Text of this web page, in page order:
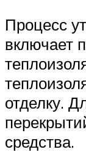
Процесс
включает
отделку.
средства.